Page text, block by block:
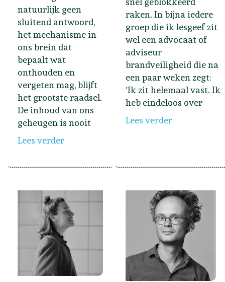
natuurlijk geen
sluitend antwoord,
het mechanisme in
ons brein dat
bepaalt wat
onthouden en
vergeten mag, blijft
het grootste raadsel.
De inhoud van ons
geheugen is nooit
Lees verder
raken. In bijna iedere
groep die ik lesgeef zit
wel een advocaat of
adviseur
brandveiligheid die na
een paar weken zegt:
‘Ik zit helemaal vast. Ik
heb eindeloos over
Lees verder